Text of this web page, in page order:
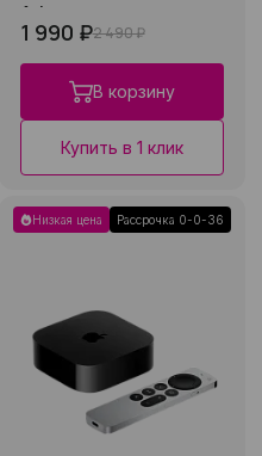
Adapter
1 990 ₽2 490 ₽
В корзину
Купить в 1 клик
Низкая цена Рассрочка 0-0-36